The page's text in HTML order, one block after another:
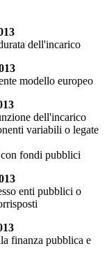
dell'incarico
modello europeo
dell'incarico
variabili o legate
fondi pubblici
enti pubblici o
finanza pubblica e